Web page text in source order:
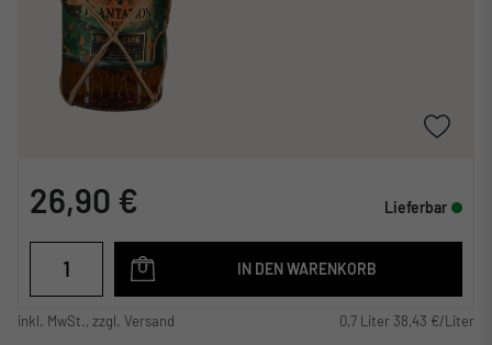
26,90 € Lieferbar
IN DEN WARENKORB
inkl. MwSt., zzgl. Versand 0,7 Liter 38,43 €/Liter